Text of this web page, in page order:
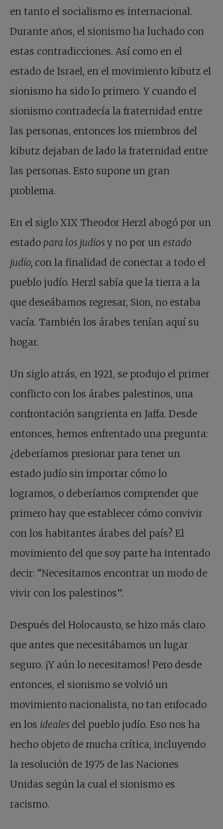
en tanto el socialismo es internacional.
Durante años, el sionismo ha luchado con
estas contradicciones. Así como en el
estado de Israel, en el movimiento kibutz el
sionismo ha sido lo primero. Y cuando el
sionismo contradecía la fraternidad entre
las personas, entonces los miembros del
kibutz dejaban de lado la fraternidad entre
las personas. Esto supone un gran
problema.
En el siglo XIX Theodor Herzl abogó por un
estado para los judíos y no por un estado
judío, con la finalidad de conectar a todo el
pueblo judío. Herzl sabía que la tierra a la
que deseábamos regresar, Sion, no estaba
vacía. También los árabes tenían aquí su
hogar.
Un siglo atrás, en 1921, se produjo el primer
conflicto con los árabes palestinos, una
confrontación sangrienta en Jaffa. Desde
entonces, hemos enfrentado una pregunta:
¿deberíamos presionar para tener un
estado judío sin importar cómo lo
logramos, o deberíamos comprender que
primero hay que establecer cómo convivir
con los habitantes árabes del país? El
movimiento del que soy parte ha intentado
decir: “Necesitamos encontrar un modo de
vivir con los palestinos”.
Después del Holocausto, se hizo más claro
que antes que necesitábamos un lugar
seguro. ¡Y aún lo necesitamos! Pero desde
entonces, el sionismo se volvió un
movimiento nacionalista, no tan enfocado
en los ideales del pueblo judío. Eso nos ha
hecho objeto de mucha crítica, incluyendo
la resolución de 1975 de las Naciones
Unidas según la cual el sionismo es
racismo.